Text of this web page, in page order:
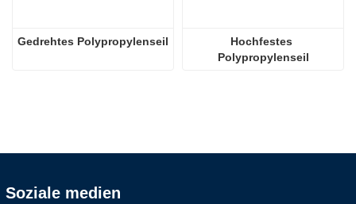
Gedrehtes Polypropylenseil
Hochfestes
Polypropylenseil
Soziale medien